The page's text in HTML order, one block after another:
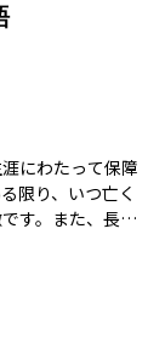
にわたって保障
限り、いつ亡く
す。また、長く
ってさまざまで